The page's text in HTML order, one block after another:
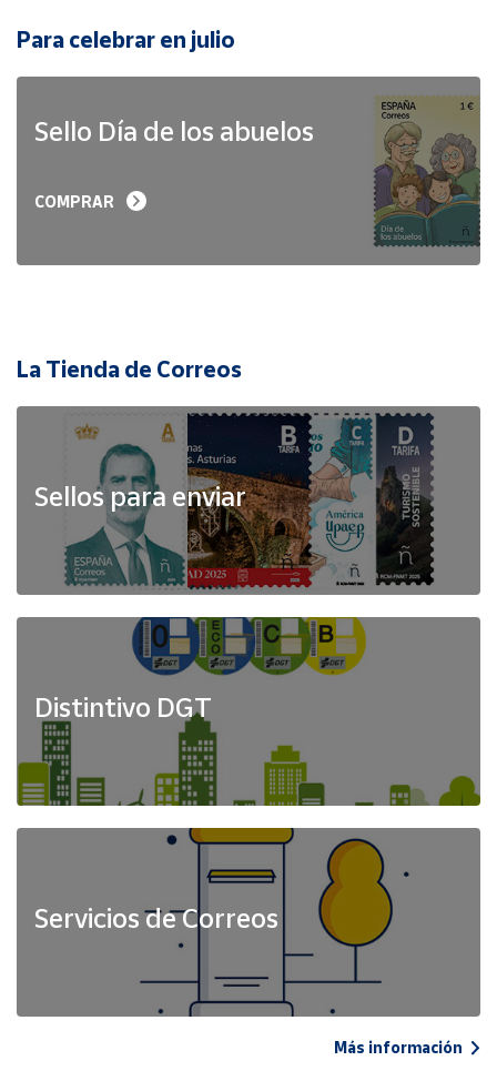
Para celebrar en julio
Sello Día de los abuelos
COMPRAR
La Tienda de Correos
Sellos para enviar
Distintivo DGT
Servicios de Correos
Más información